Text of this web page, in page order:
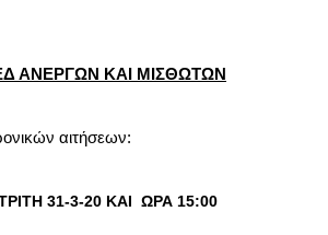
ΑΝΕΡΓΩΝ ΚΑΙ ΜΙΣΘΩΤΩΝ
αιτήσεων:
31-3-20 ΚΑΙ ΩΡΑ 15:00